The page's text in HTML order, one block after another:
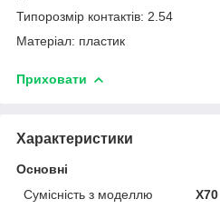
Типорозмір контактів: 2.54
Матеріал: пластик
Приховати
Характеристики
Основні
Сумісність з моделлю
X70